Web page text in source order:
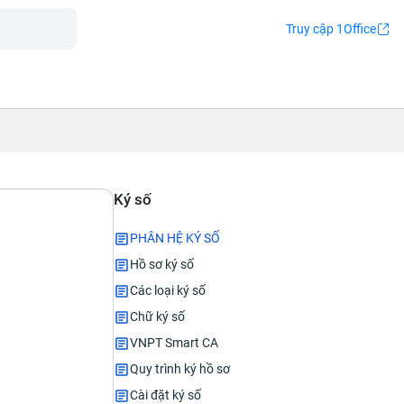
Truy cập 1Office
Ký số
PHÂN HỆ KÝ SỐ
Hồ sơ ký số
Các loại ký số
Chữ ký số
VNPT Smart CA
Quy trình ký hồ sơ
Cài đặt ký số